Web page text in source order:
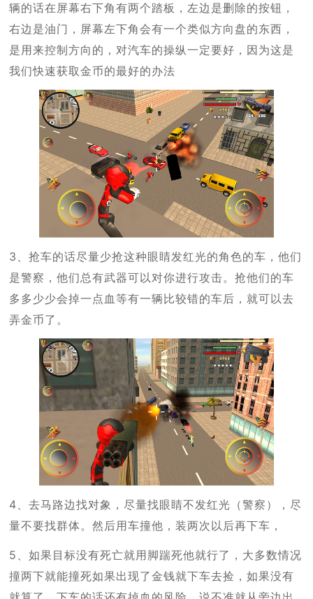
辆的话在屏幕右下角有两个踏板，左边是删除的按钮，
右边是油门，屏幕左下角会有一个类似方向盘的东西，
是用来控制方向的，对汽车的操纵一定要好，因为这是
我们快速获取金币的最好的办法
3、抢车的话尽量少抢这种眼睛发红光的角色的车，他们
是警察，他们总有武器可以对你进行攻击。抢他们的车
多多少少会掉一点血等有一辆比较错的车后，就可以去
弄金币了。
4、去马路边找对象，尽量找眼睛不发红光（警察），尽
量不要找群体。然后用车撞他，装两次以后再下车，
5、如果目标没有死亡就用脚踹死他就行了，大多数情况
撞两下就能撞死如果出现了金钱就下车去捡，如果没有